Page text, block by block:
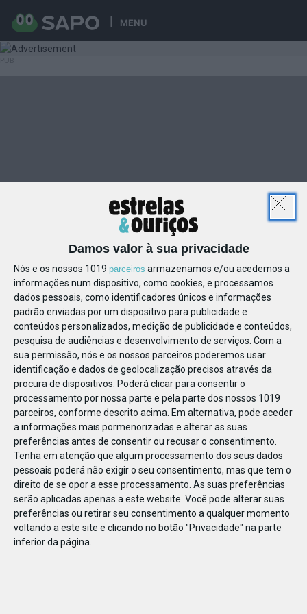
MENU
Damos valor à sua privacidade
Nós e os nossos 1019 parceiros armazenamos e/ou acedemos a
informações num dispositivo, como cookies, e processamos
dados pessoais, como identificadores únicos e informações
padrão enviadas por um dispositivo para publicidade e
conteúdos personalizados, medição de publicidade e conteúdos,
pesquisa de audiências e desenvolvimento de serviços. Com a
sua permissão, nós e os nossos parceiros poderemos usar
identificação e dados de geolocalização precisos através da
procura de dispositivos. Poderá clicar para consentir o
processamento por nossa parte e pela parte dos nossos 1019
parceiros, conforme descrito acima. Em alternativa, pode aceder
a informações mais pormenorizadas e alterar as suas
preferências antes de consentir ou recusar o consentimento.
Tenha em atenção que algum processamento dos seus dados
pessoais poderá não exigir o seu consentimento, mas que tem o
direito de se opor a esse processamento. As suas preferências
serão aplicadas apenas a este website. Você pode alterar suas
preferências ou retirar seu consentimento a qualquer momento
voltando a este site e clicando no botão "Privacidade" na parte
inferior da página.
1182991405700407